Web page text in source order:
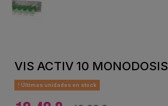
VIS ACTIV 10 MONODOSIS
Últimas unidades en stock